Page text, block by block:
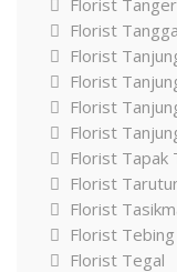
Florist
Florist
Florist
Florist
Florist
Florist Tapak
Florist
Florist
Florist
Florist Tegal